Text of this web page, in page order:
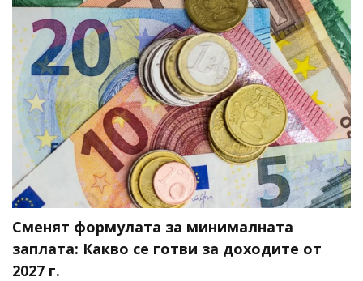
Сменят формулата за минималната
заплата: Какво се готви за доходите от
2027 г.